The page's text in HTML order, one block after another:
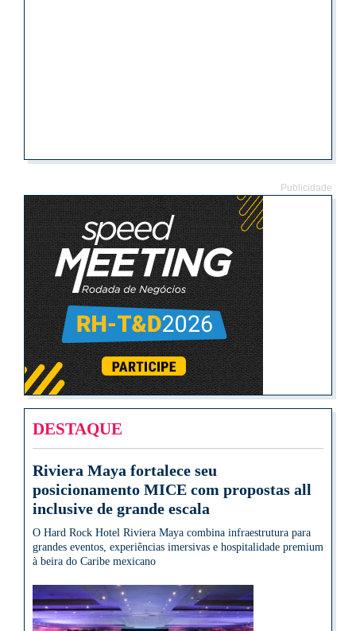
Publicidade
DESTAQUE
Riviera Maya fortalece seu
posicionamento MICE com propostas all
inclusive de grande escala
O Hard Rock Hotel Riviera Maya combina infraestrutura para
grandes eventos, experiências imersivas e hospitalidade premium
à beira do Caribe mexicano